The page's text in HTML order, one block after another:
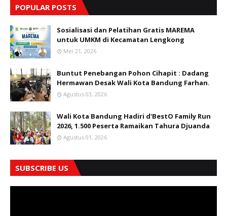
POPULAR POSTS
Sosialisasi dan Pelatihan Gratis MAREMA
untuk UMKM di Kecamatan Lengkong
Mei 21, 2026
Buntut Penebangan Pohon Cihapit : Dadang
Hermawan Desak Wali Kota Bandung Farhan.
Agustus 03, 2026
Wali Kota Bandung Hadiri d'BestO Family Run
2026, 1.500 Peserta Ramaikan Tahura Djuanda
Agustus 01, 2026
SUBSCRIBE US